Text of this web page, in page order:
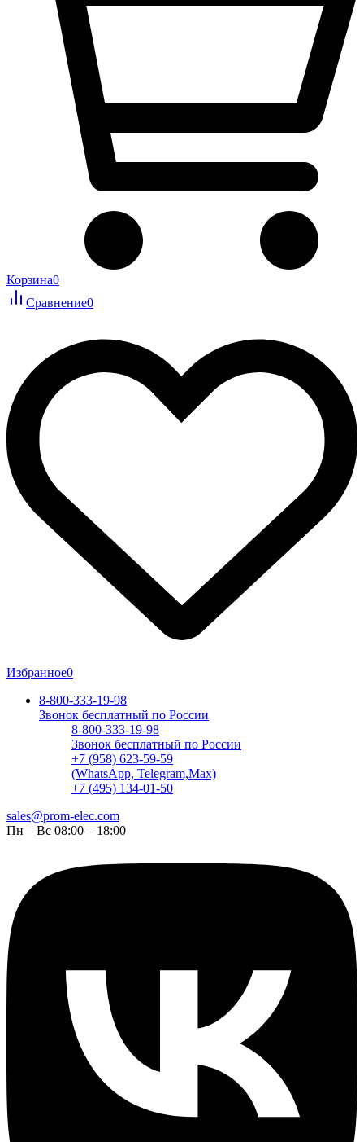
Корзина0
Сравнение0
Избранное0
8-800-333-19-98
Звонок бесплатный по России
8-800-333-19-98
Звонок бесплатный по России
+7 (958) 623-59-59
(WhatsApp, Telegram,Max)
+7 (495) 134-01-50
sales@prom-elec.com
Пн—Вс 08:00 – 18:00